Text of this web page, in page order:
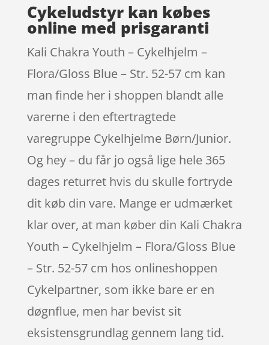
Cykeludstyr kan købes
online med prisgaranti
Kali Chakra Youth – Cykelhjelm –
Flora/Gloss Blue – Str. 52-57 cm kan
man finde her i shoppen blandt alle
varerne i den eftertragtede
varegruppe Cykelhjelme Børn/Junior.
Og hey – du får jo også lige hele 365
dages returret hvis du skulle fortryde
dit køb din vare. Mange er udmærket
klar over, at man køber din Kali Chakra
Youth – Cykelhjelm – Flora/Gloss Blue
– Str. 52-57 cm hos onlineshoppen
Cykelpartner, som ikke bare er en
døgnflue, men har bevist sit
eksistensgrundlag gennem lang tid.